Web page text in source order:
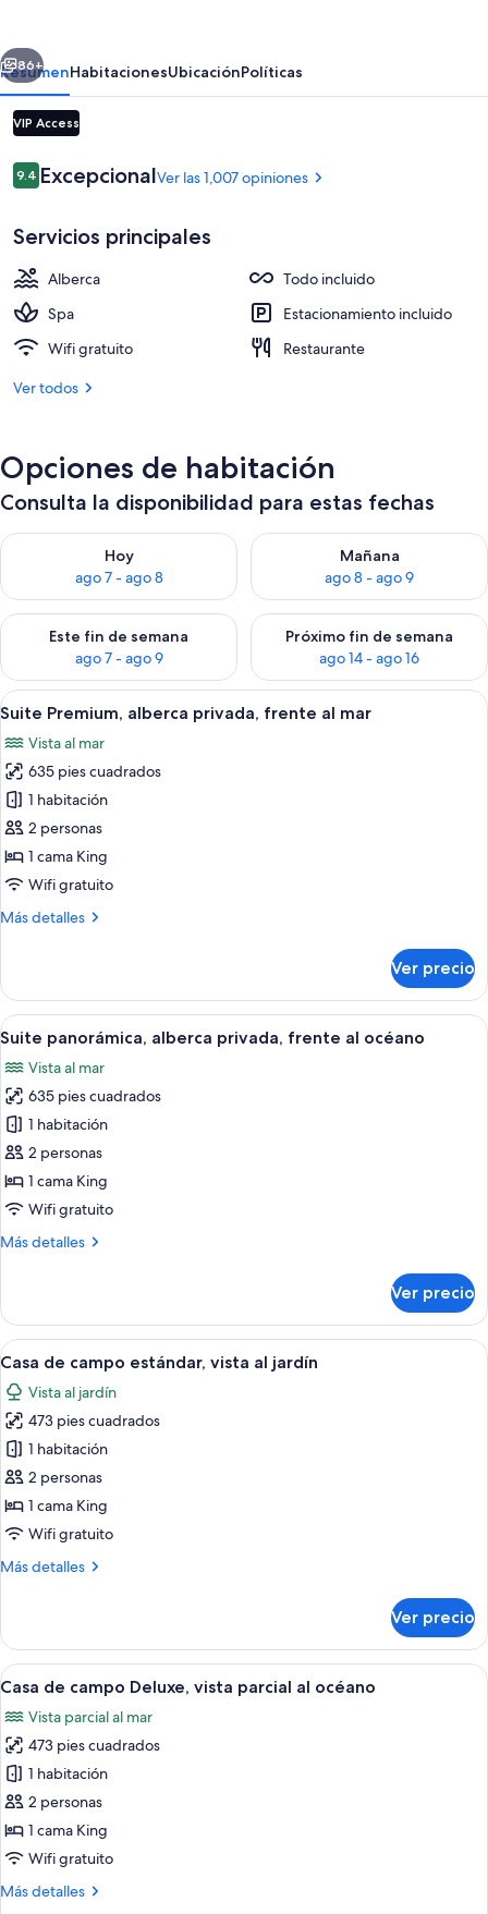
All
Inclusive
Adults
Only
4 albercas al aire libre y camas
Siguiente
86+
ResumenHabitacionesUbicaciónPolíticas
VIP Access
Opiniones
9.49.4 de 10,
ExcepcionalVer las 1,007 opiniones
Servicios principales
Alberca
Todo incluido
Spa
Estacionamiento incluido
Wifi gratuito
Restaurante
Ver todos
Opciones de habitación
Consulta la disponibilidad para estas fechas
Hoy
ago 7 - ago 8
Consulta la disponibilidad para hoy ago 7 - ago 8
Mañana
ago 8 - ago 9
Consulta la disponibilidad
Este fin de semana
ago 7 - ago 9
Consulta la disponibilidad para este fin de semana ago 7 -
Próximo fin de semana
ago 14 - ago 16
Consulta la disponibilidad
Abrir
todas
las
fotos
de
Suite
Premium,
alberca
privada,
frente
Una persona de pie junto a una
6
Suite Premium, alberca privada, frente al mar
Vista al mar
635 pies cuadrados
1 habitación
2 personas
1 cama King
Wifi gratuito
Más detalles
Más
Premium,
alberca
privada,
al
mar
Ver precio
Abrir
todas
las
fotos
de
Suite
panorámica,
alberca
privada,
frente
Una persona de pie junto a una
7
Suite panorámica, alberca privada, frente al océano
Vista al mar
635 pies cuadrados
1 habitación
2 personas
1 cama King
Wifi gratuito
Más detalles
Más
panorámica,
alberca
privada,
frente
al
océano
Ver precio
Abrir
todas
las
fotos
de
Casa
de
campo
estándar,
vista
Una terraza de madera con
6
Casa de campo estándar, vista al jardín
Vista al jardín
473 pies cuadrados
1 habitación
2 personas
1 cama King
Wifi gratuito
Más detalles
Más
de
campo
estándar,
al
jardín
Ver precio
Abrir
todas
las
fotos
de
Casa
de
campo
Deluxe,
vista
Vista de una hamaca con vistas al
6
Casa de campo Deluxe, vista parcial al océano
Vista parcial al mar
473 pies cuadrados
1 habitación
2 personas
1 cama King
Wifi gratuito
Más detalles
Más